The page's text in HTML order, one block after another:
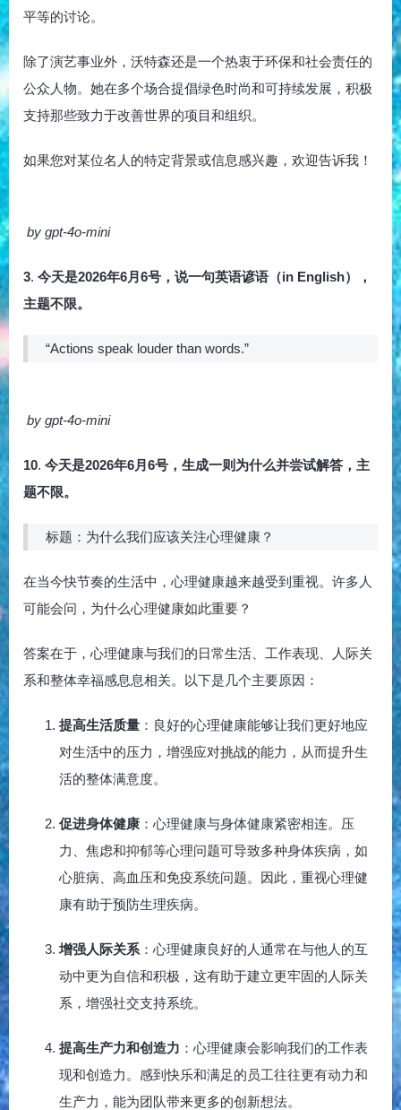
平等的讨论。
除了演艺事业外，沃特森还是一个热衷于环保和社会责任的
公众人物。她在多个场合提倡绿色时尚和可持续发展，积极
支持那些致力于改善世界的项目和组织。
如果您对某位名人的特定背景或信息感兴趣，欢迎告诉我！
by gpt-4o-mini
3. 今天是2026年6月6号，说一句英语谚语（in English），
主题不限。
“Actions speak louder than words.”
by gpt-4o-mini
10. 今天是2026年6月6号，生成一则为什么并尝试解答，主
题不限。
标题：为什么我们应该关注心理健康？
在当今快节奏的生活中，心理健康越来越受到重视。许多人
可能会问，为什么心理健康如此重要？
答案在于，心理健康与我们的日常生活、工作表现、人际关
系和整体幸福感息息相关。以下是几个主要原因：
提高生活质量 ：良好的心理健康能够让我们更好地应
对生活中的压力，增强应对挑战的能力，从而提升生
活的整体满意度。
促进身体健康 ：心理健康与身体健康紧密相连。压
力、焦虑和抑郁等心理问题可导致多种身体疾病，如
心脏病、高血压和免疫系统问题。因此，重视心理健
康有助于预防生理疾病。
增强人际关系 ：心理健康良好的人通常在与他人的互
动中更为自信和积极，这有助于建立更牢固的人际关
系，增强社交支持系统。
提高生产力和创造力 ：心理健康会影响我们的工作表
现和创造力。感到快乐和满足的员工往往更有动力和
生产力，能为团队带来更多的创新想法。